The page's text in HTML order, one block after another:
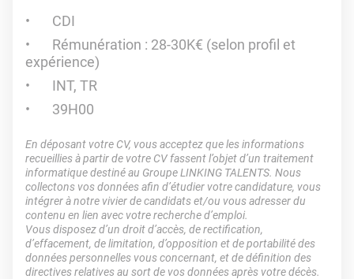
CDI
Rémunération : 28-30K€ (selon profil et
expérience)
INT, TR
39H00
En déposant votre CV, vous acceptez que les informations
recueillies à partir de votre CV fassent l’objet d’un traitement
informatique destiné au Groupe LINKING TALENTS. Nous
collectons vos données afin d’étudier votre candidature, vous
intégrer à notre vivier de candidats et/ou vous adresser du
contenu en lien avec votre recherche d’emploi.
Vous disposez d’un droit d’accès, de rectification,
d’effacement, de limitation, d’opposition et de portabilité des
données personnelles vous concernant, et de définition des
directives relatives au sort de vos données après votre décès.